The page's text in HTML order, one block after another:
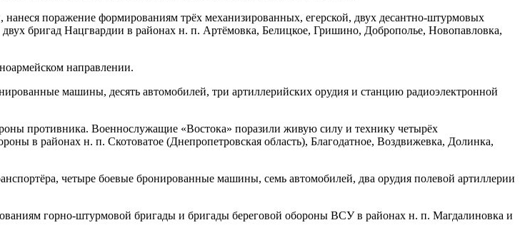
поражение формированиям трёх механизированных, егерской, двух десантно-штурмовых
бригад Нацгвардии в районах н. п. Артёмовка, Белицкое, Гришино, Доброполье, Новопавловка,
направлении.
машины, десять автомобилей, три артиллерийских орудия и станцию радиоэлектронной
противника. Военнослужащие «Востока» поразили живую силу и технику четырёх
в районах н. п. Скотоватое (Днепропетровская область), Благодатное, Воздвижевка, Долинка,
четыре боевые бронированные машины, семь автомобилей, два орудия полевой артиллерии
горно-штурмовой бригады и бригады береговой обороны ВСУ в районах н. п. Магдалиновка и